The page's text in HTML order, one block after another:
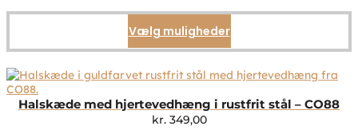
Vælg mulighederDette
vare
flere
Mulighederne
Halskæde med hjertevedhæng i rustfrit stål – CO88
kr.349,00